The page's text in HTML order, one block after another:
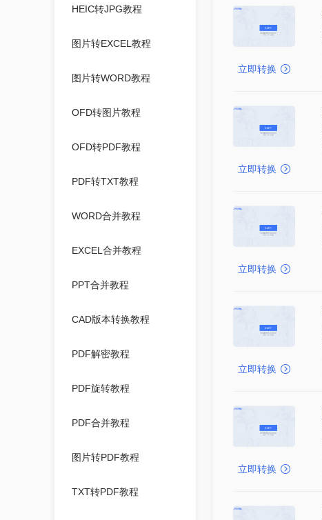
HEIC转JPG教程
图片转EXCEL教程
图片转WORD教程
OFD转图片教程
OFD转PDF教程
PDF转TXT教程
WORD合并教程
EXCEL合并教程
PPT合并教程
CAD版本转换教程
PDF解密教程
PDF旋转教程
PDF合并教程
图片转PDF教程
TXT转PDF教程
立即转换
立即转换
立即转换
立即转换
立即转换